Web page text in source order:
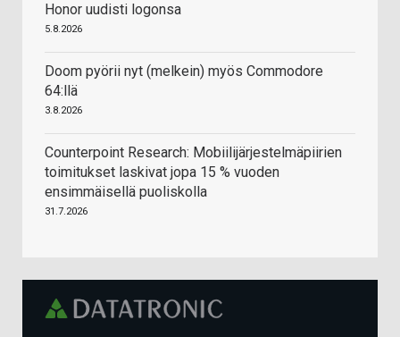
Honor uudisti logonsa
5.8.2026
Doom pyörii nyt (melkein) myös Commodore
64:llä
3.8.2026
Counterpoint Research: Mobiilijärjestelmäpiirien
toimitukset laskivat jopa 15 % vuoden
ensimmäisellä puoliskolla
31.7.2026